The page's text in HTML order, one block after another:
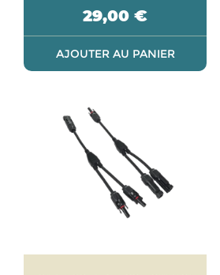
29,00 €
AJOUTER AU PANIER